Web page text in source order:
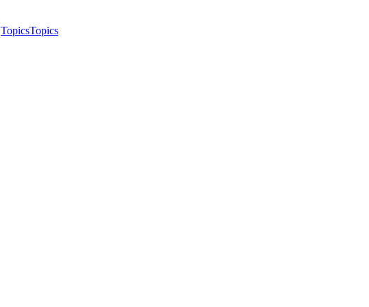
TopicsTopics